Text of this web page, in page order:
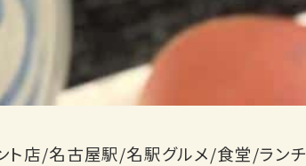
ト店/名古屋駅/名駅グルメ/食堂/ランチ